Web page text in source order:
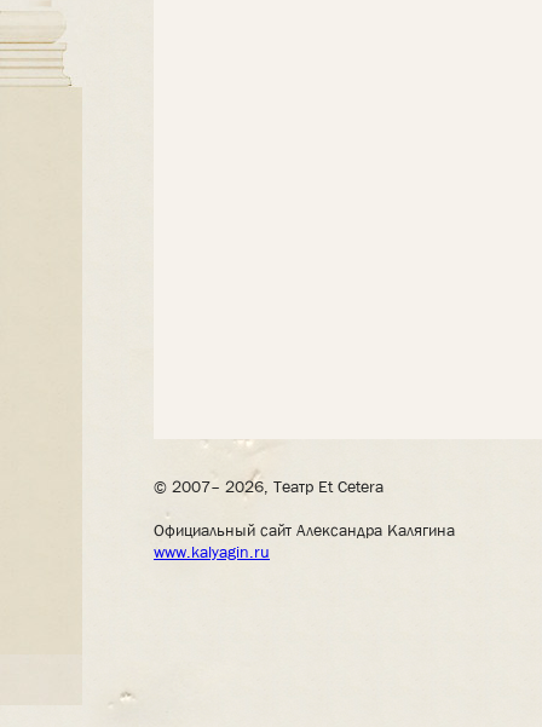
© 2007– 2026, Театр Et Cetera
Официальный сайт Александра Калягина
www.kalyagin.ru